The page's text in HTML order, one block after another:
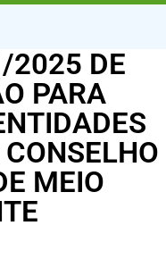
2025 DE
PARA
MEIO